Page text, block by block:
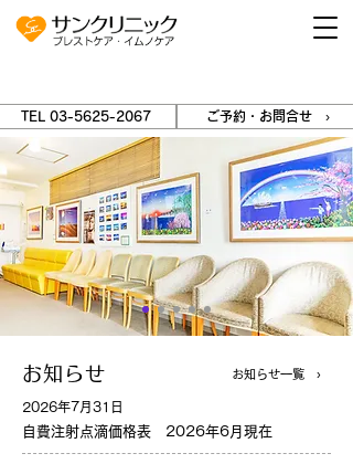
TEL 03-5625-2067 ご予約・お問合せ ›
お知らせ お知らせ一覧 ›
2026年7月31日
自費注射点滴価格表 2026年6月現在